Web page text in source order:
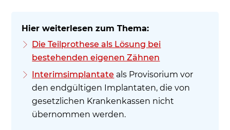
Die Teilprothese als Lösung bei
bestehenden eigenen Zähnen
Interimsimplantate als Provisorium vor
den endgültigen Implantaten, die von
gesetzlichen Krankenkassen nicht
übernommen werden.